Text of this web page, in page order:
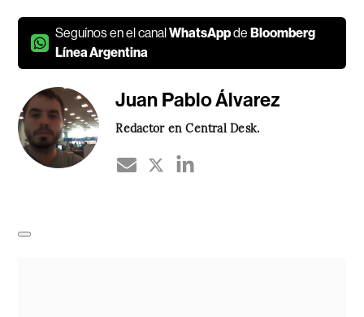
Seguínos en el canalWhatsAppdeBloomberg
Línea Argentina
Juan Pablo Álvarez
Redactor en Central Desk.